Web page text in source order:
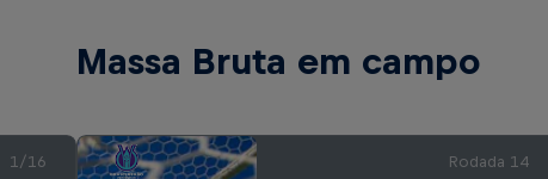
Massa Bruta em campo
1/16 Rodada 14